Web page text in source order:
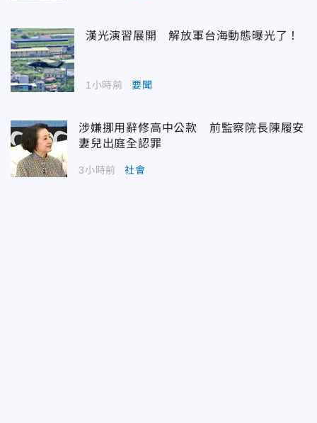
漢光演習展開 解放軍台海動態曝光了！
1小時前 要聞
涉嫌挪用辭修高中公款 前監察院長陳履安
妻兒出庭全認罪
3小時前 社會